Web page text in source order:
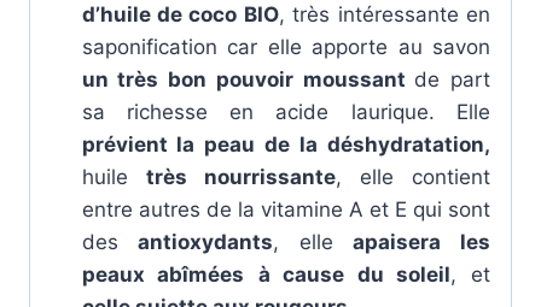
d’huile de coco BIO, très intéressante en
saponification car elle apporte au savon
un très bon pouvoir moussant de part
sa richesse en acide laurique. Elle
prévient la peau de la déshydratation,
huile très nourrissante, elle contient
entre autres de la vitamine A et E qui sont
desantioxydants, elleapaisera les
peaux abîmées
à cause du soleil, et